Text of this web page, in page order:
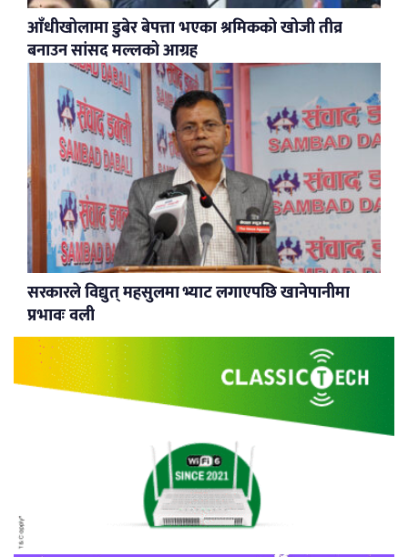
आँधीखोलामा डुबेर बेपत्ता भएका श्रमिकको खोजी तीव्र
बनाउन सांसद मल्लको आग्रह
सरकारले विद्युत् महसुलमा भ्याट लगाएपछि खानेपानीमा
प्रभावः वली